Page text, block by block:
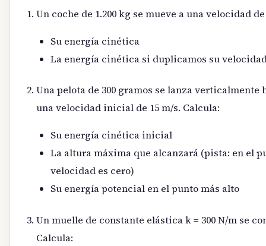
Un coche de 1.200 kg se mueve a una velocidad
Su energía cinética
La energía cinética si duplicamos su
Una pelota de 300 gramos se lanza verticalmente
una velocidad inicial de 15 m/s. Calcula:
Su energía cinética inicial
La altura máxima que alcanzará (pista: en el
velocidad es cero)
Su energía potencial en el punto más alto
Un muelle de constante elástica k = 300 N/m se
Calcula: